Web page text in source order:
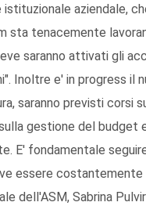
aziendale,
sta tenacemente
saranno attivati gli
Inoltre e' in progress il
saranno previsti corsi
gestione del
E' fondamentale
essere costantemente
dell'ASM, Sabrina